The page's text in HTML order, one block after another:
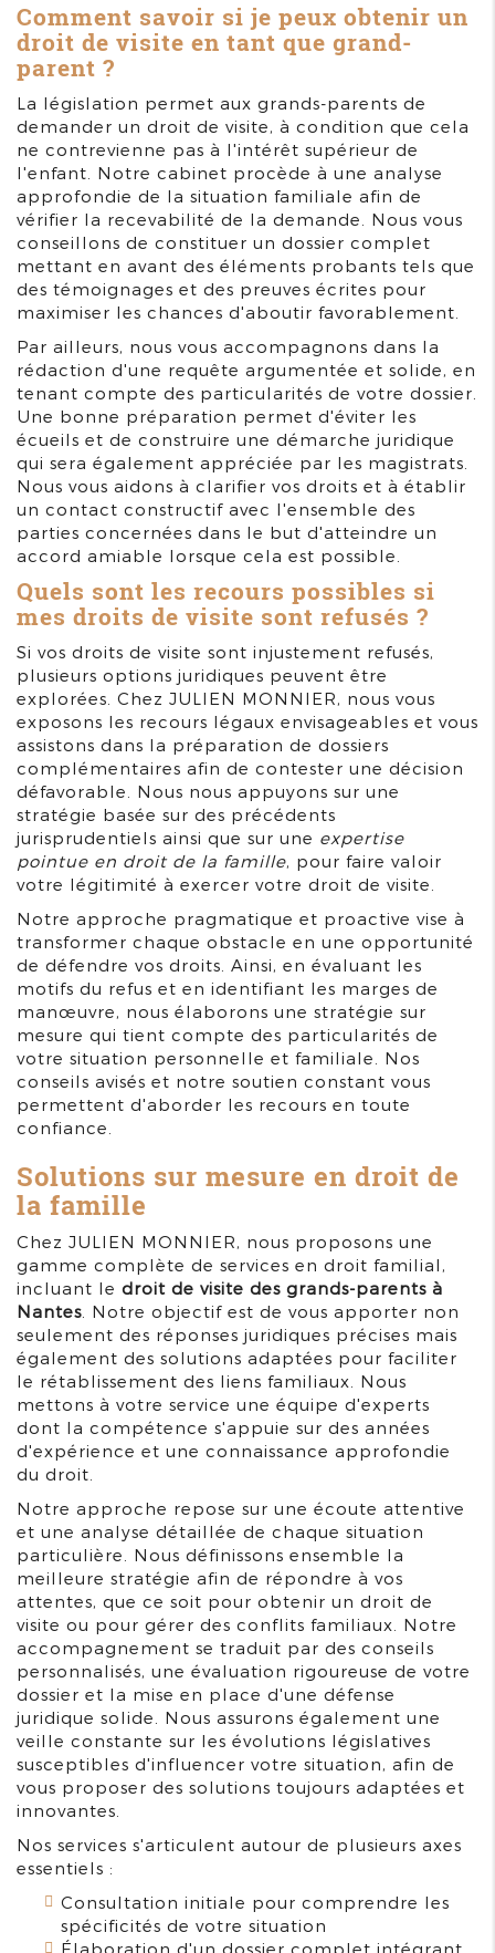
Comment savoir si je peux obtenir un
droit de visite en tant que grand-
parent ?
La législation permet aux grands-parents de
demander un droit de visite, à condition que cela
ne contrevienne pas à l'intérêt supérieur de
l'enfant. Notre cabinet procède à une analyse
approfondie de la situation familiale afin de
vérifier la recevabilité de la demande. Nous vous
conseillons de constituer un dossier complet
mettant en avant des éléments probants tels que
des témoignages et des preuves écrites pour
maximiser les chances d'aboutir favorablement.
Par ailleurs, nous vous accompagnons dans la
rédaction d'une requête argumentée et solide, en
tenant compte des particularités de votre dossier.
Une bonne préparation permet d'éviter les
écueils et de construire une démarche juridique
qui sera également appréciée par les magistrats.
Nous vous aidons à clarifier vos droits et à établir
un contact constructif avec l'ensemble des
parties concernées dans le but d'atteindre un
accord amiable lorsque cela est possible.
Quels sont les recours possibles si
mes droits de visite sont refusés ?
Si vos droits de visite sont injustement refusés,
plusieurs options juridiques peuvent être
explorées. Chez JULIEN MONNIER, nous vous
exposons les recours légaux envisageables et vous
assistons dans la préparation de dossiers
complémentaires afin de contester une décision
défavorable. Nous nous appuyons sur une
stratégie basée sur des précédents
jurisprudentiels ainsi que sur une expertise
pointue en droit de la famille, pour faire valoir
votre légitimité à exercer votre droit de visite.
Notre approche pragmatique et proactive vise à
transformer chaque obstacle en une opportunité
de défendre vos droits. Ainsi, en évaluant les
motifs du refus et en identifiant les marges de
manœuvre, nous élaborons une stratégie sur
mesure qui tient compte des particularités de
votre situation personnelle et familiale. Nos
conseils avisés et notre soutien constant vous
permettent d'aborder les recours en toute
confiance.
Solutions sur mesure en droit de
la famille
Chez JULIEN MONNIER, nous proposons une
gamme complète de services en droit familial,
incluant le droit de visite des grands-parents à
Nantes . Notre objectif est de vous apporter non
seulement des réponses juridiques précises mais
également des solutions adaptées pour faciliter
le rétablissement des liens familiaux. Nous
mettons à votre service une équipe d'experts
dont la compétence s'appuie sur des années
d'expérience et une connaissance approfondie
du droit.
Notre approche repose sur une écoute attentive
et une analyse détaillée de chaque situation
particulière. Nous définissons ensemble la
meilleure stratégie afin de répondre à vos
attentes, que ce soit pour obtenir un droit de
visite ou pour gérer des conflits familiaux. Notre
accompagnement se traduit par des conseils
personnalisés, une évaluation rigoureuse de votre
dossier et la mise en place d'une défense
juridique solide. Nous assurons également une
veille constante sur les évolutions législatives
susceptibles d'influencer votre situation, afin de
vous proposer des solutions toujours adaptées et
innovantes.
Nos services s'articulent autour de plusieurs axes
essentiels :
Consultation initiale pour comprendre les
spécificités de votre situation
Élaboration d'un dossier complet intégrant